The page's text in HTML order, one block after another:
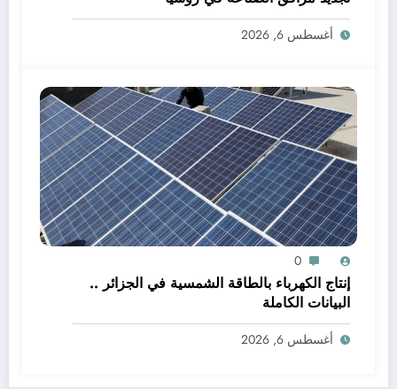
أغسطس 6, 2026
0
إنتاج الكهرباء بالطاقة الشمسية في الجزائر ..
البيانات الكاملة
أغسطس 6, 2026